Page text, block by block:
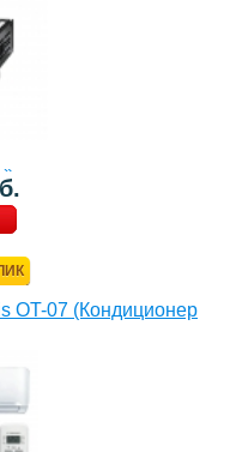
OT-07 (Кондиционер